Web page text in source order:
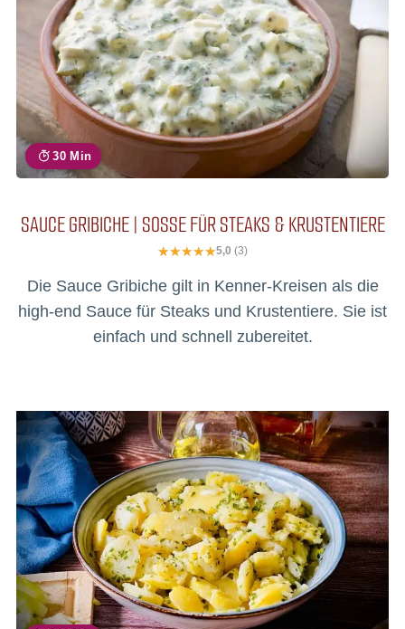
30 Min
SAUCE GRIBICHE | SOSSE FÜR STEAKS & KRUSTENTIERE
5,0 (3)
Die Sauce Gribiche gilt in Kenner-Kreisen als die
high-end Sauce für Steaks und Krustentiere. Sie ist
einfach und schnell zubereitet.